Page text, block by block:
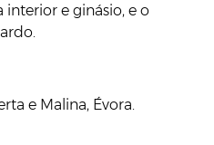
e ginásio, e o
e Malina, Évora.